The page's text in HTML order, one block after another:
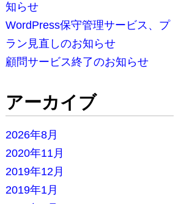
知らせ
WordPress保守管理サービス、プ
ラン見直しのお知らせ
顧問サービス終了のお知らせ
アーカイブ
2026年8月
2020年11月
2019年12月
2019年1月